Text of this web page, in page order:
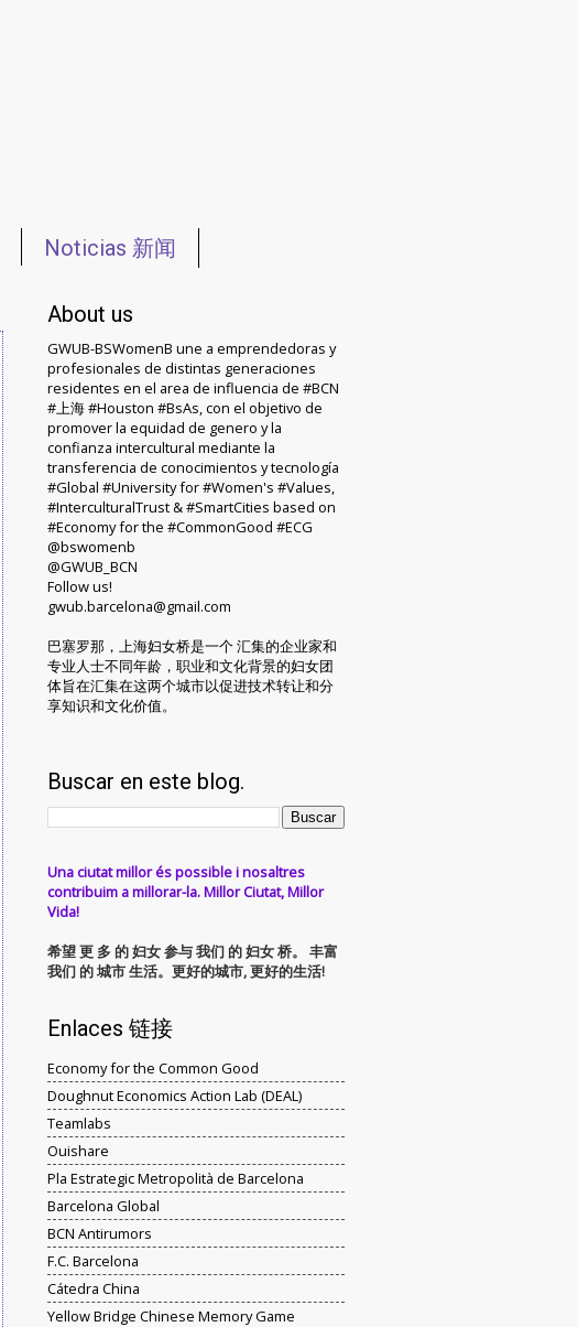
Noticias 新闻
About us
GWUB-BSWomenB une a emprendedoras y
profesionales de distintas generaciones
residentes en el area de influencia de #BCN
#上海 #Houston #BsAs, con el objetivo de
promover la equidad de genero y la
confianza intercultural mediante la
transferencia de conocimientos y tecnología
#Global #University for #Women's #Values,
#InterculturalTrust & #SmartCities based on
#Economy for the #CommonGood #ECG
@bswomenb
@GWUB_BCN
Follow us!
gwub.barcelona@gmail.com
巴塞罗那，上海妇女桥是一个 汇集的企业家和
专业人士不同年龄，职业和文化背景的妇女团
体旨在汇集在这两个城市以促进技术转让和分
享知识和文化价值。
Buscar en este blog.
Una ciutat millor és possible i nosaltres
contribuim a millorar-la. Millor Ciutat, Millor
Vida!
希望 更 多 的 妇女 参与 我们 的 妇女 桥。 丰富
我们 的 城市 生活。更好的城市, 更好的生活!
Enlaces 链接
Economy for the Common Good
Doughnut Economics Action Lab (DEAL)
Teamlabs
Ouishare
Pla Estrategic Metropolità de Barcelona
Barcelona Global
BCN Antirumors
F.C. Barcelona
Cátedra China
Yellow Bridge Chinese Memory Game